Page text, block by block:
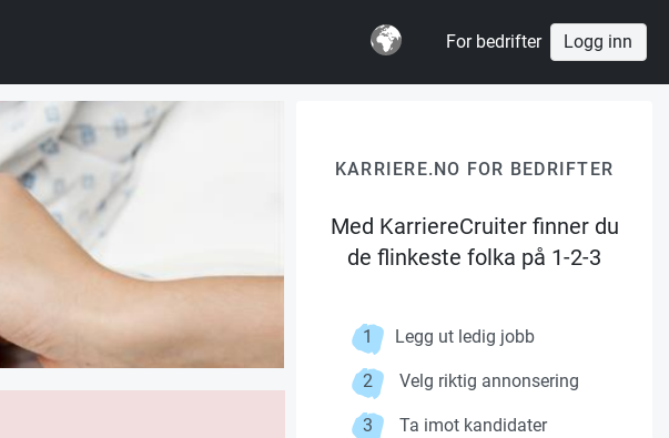
For bedrifter Logg inn
KARRIERE.NO FOR BEDRIFTER
Med KarriereCruiter finner du
de flinkeste folka på 1-2-3
1 Legg ut ledig jobb
2 Velg riktig annonsering
3 Ta imot kandidater